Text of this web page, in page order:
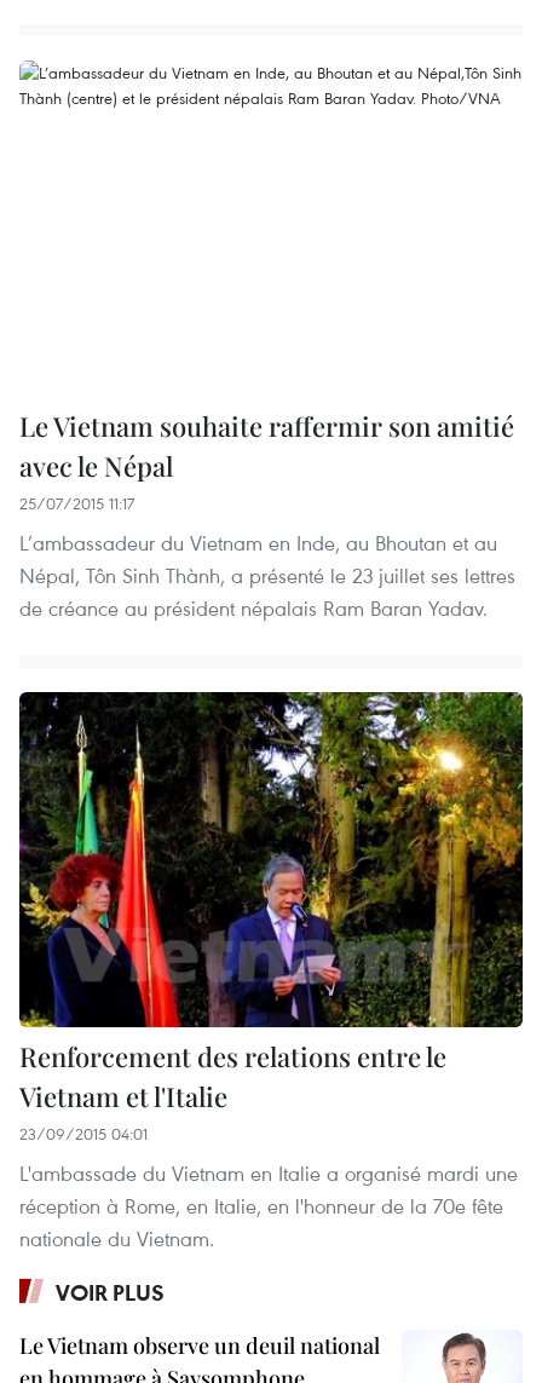
Le Vietnam souhaite raffermir son amitié
avec le Népal
25/07/2015 11:17
L’ambassadeur du Vietnam en Inde, au Bhoutan et au
Népal, Tôn Sinh Thành, a présenté le 23 juillet ses lettres
de créance au président népalais Ram Baran Yadav.
Renforcement des relations entre le
Vietnam et l'Italie
23/09/2015 04:01
L'ambassade du Vietnam en Italie a organisé mardi une
réception à Rome, en Italie, en l'honneur de la 70e fête
nationale du Vietnam.
VOIR PLUS
Le Vietnam observe un deuil national